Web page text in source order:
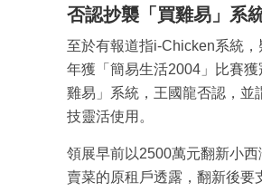
否認抄襲「買雞易」系
至於有報道指i-Chicken系統
年獲「簡易生活2004」比賽獲
雞易」系統，王國龍否認，並
技靈活使用。
領展早前以2500萬元翻新小
賣菜的原租戶透露，翻新後要